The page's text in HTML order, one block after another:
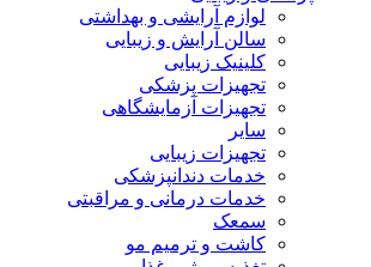
لوازم آرایشی و بهداشتی
سالن آرایش و زیبایی
کلینیک زیبایی
تجهیزات پزشکی
تجهیزات آزمایشگاهی
سایر
تجهیزات زیبایی
خدمات دندانپزشکی
خدمات درمانی و مراقبتی
سمعک
کاشت و ترمیم مو